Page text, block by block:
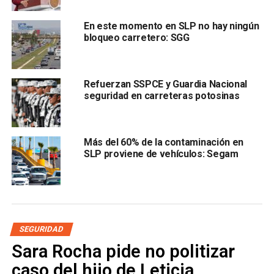
Añadió que
incrementando fuertemente en San Luis Potosí
, por lo que ya denunciaron la situación ante las distintas
autoridades gubernamentales para que ataquen de origen
estos hechos.
quelas que sí lo proporcionan, se aprovechan de la
situación para establecer normativas que abusan de
los transportistas.
En este momento en SLP no hay ningún
bloqueo carretero: SGG
Refuerzan SSPCE y Guardia Nacional
seguridad en carreteras potosinas
Más del 60% de la contaminación en
SLP proviene de vehículos: Segam
SEGURIDAD
Sara Rocha pide no politizar